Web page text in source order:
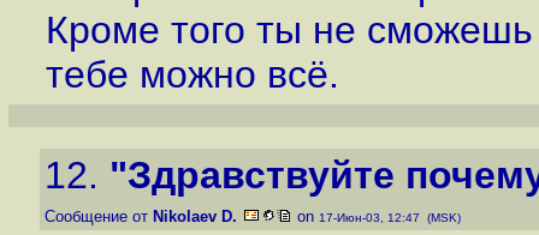
Кроме того ты не
тебе можно всё.
12. "Здравствуйте
Сообщение от Nikolaev D. on 17-Июн-03, 12:47 (MSK)